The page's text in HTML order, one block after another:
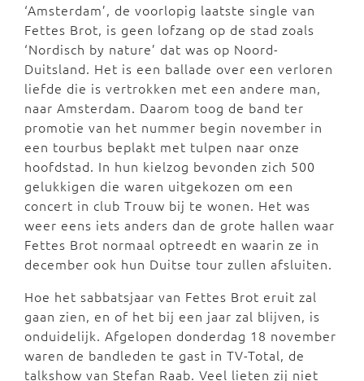
‘Amsterdam’, de voorlopig laatste single van
Fettes Brot, is geen lofzang op de stad zoals
‘Nordisch by nature’ dat was op Noord-
Duitsland. Het is een ballade over een verloren
liefde die is vertrokken met een andere man,
naar Amsterdam. Daarom toog de band ter
promotie van het nummer begin november in
een tourbus beplakt met tulpen naar onze
hoofdstad. In hun kielzog bevonden zich 500
gelukkigen die waren uitgekozen om een
concert in club Trouw bij te wonen. Het was
weer eens iets anders dan de grote hallen waar
Fettes Brot normaal optreedt en waarin ze in
december ook hun Duitse tour zullen afsluiten.
Hoe het sabbatsjaar van Fettes Brot eruit zal
gaan zien, en of het bij een jaar zal blijven, is
onduidelijk. Afgelopen donderdag 18 november
waren de bandleden te gast in TV-Total, de
talkshow van Stefan Raab. Veel lieten zij niet